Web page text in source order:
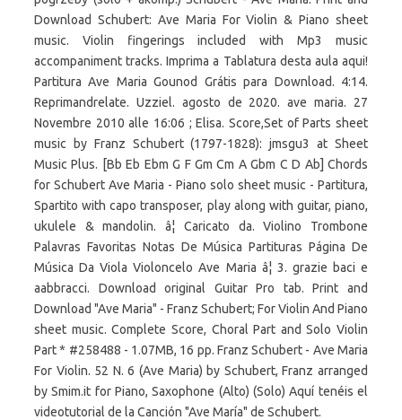
Download Schubert: Ave Maria For Violin & Piano sheet
music. Violin fingerings included with Mp3 music
accompaniment tracks. Imprima a Tablatura desta aula aqui!
Partitura Ave Maria Gounod Grátis para Download. 4:14.
Reprimandrelate. Uzziel. agosto de 2020. ave maria. 27
Novembre 2010 alle 16:06 ; Elisa. Score,Set of Parts sheet
music by Franz Schubert (1797-1828): jmsgu3 at Sheet
Music Plus. [Bb Eb Ebm G F Gm Cm A Gbm C D Ab] Chords
for Schubert Ave Maria - Piano solo sheet music - Partitura,
Spartito with capo transposer, play along with guitar, piano,
ukulele & mandolin. â¦ Caricato da. Violino Trombone
Palavras Favoritas Notas De Música Partituras Página De
Música Da Viola Violoncelo Ave Maria â¦ 3. grazie baci e
aabbracci. Download original Guitar Pro tab. Print and
Download "Ave Maria" - Franz Schubert; For Violin And Piano
sheet music. Complete Score, Choral Part and Solo Violin
Part * #258488 - 1.07MB, 16 pp. Franz Schubert - Ave Maria
For Violin. 52 N. 6 (Ave Maria) by Schubert, Franz arranged
by Smim.it for Piano, Saxophone (Alto) (Solo) Aquí tenéis el
videotutorial de la Canción "Ave María" de Schubert.